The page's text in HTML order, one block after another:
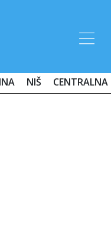
NIŠ CENTRALNA